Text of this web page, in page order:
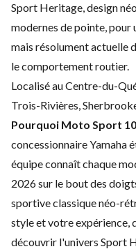
Sport Heritage, design
modernes de pointe, pour
mais résolument actuelle
le comportement routier.
Localisé au Centre-du-
Trois-Rivières,
Pourquoi Moto Sport
concessionnaire Yamaha
équipe connaît chaque
2026 sur le bout des
sportive classique néo-
style et votre expérience,
découvrir l'univers Sport